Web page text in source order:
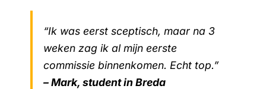
“Ik was eerst sceptisch, maar na 3
weken zag ik al mijn eerste
commissie binnenkomen. Echt top.”
– Mark, student in Breda